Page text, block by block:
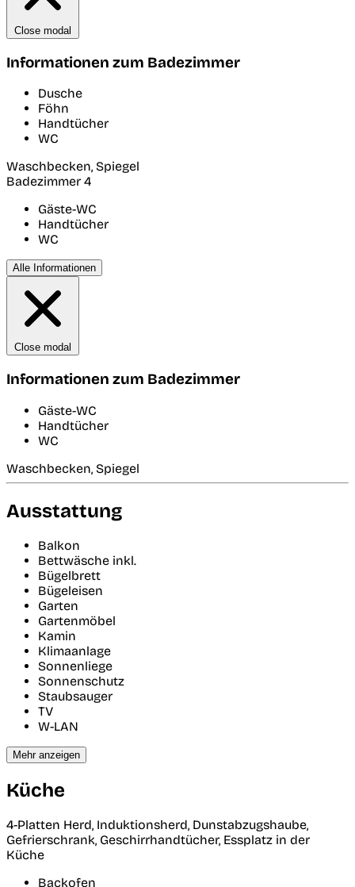
Close modal
Informationen zum Badezimmer
Dusche
Föhn
Handtücher
WC
Waschbecken, Spiegel
Badezimmer 4
Gäste-WC
Handtücher
WC
Alle Informationen
Close modal
Informationen zum Badezimmer
Gäste-WC
Handtücher
WC
Waschbecken, Spiegel
Ausstattung
Balkon
Bettwäsche inkl.
Bügelbrett
Bügeleisen
Garten
Gartenmöbel
Kamin
Klimaanlage
Sonnenliege
Sonnenschutz
Staubsauger
TV
W-LAN
Mehr anzeigen
Küche
4-Platten Herd, Induktionsherd, Dunstabzugshaube,
Gefrierschrank, Geschirrhandtücher, Essplatz in der
Küche
Backofen